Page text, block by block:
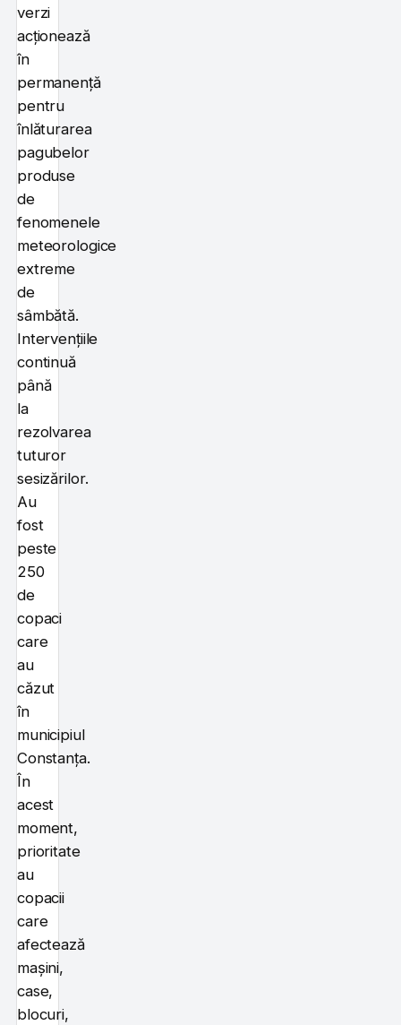
verzi
acționează
în
permanență
pentru
înlăturarea
pagubelor
produse
de
fenomenele
meteorologice
extreme
de
sâmbătă.
Intervențiile
continuă
până
la
rezolvarea
tuturor
sesizărilor.
Au
fost
peste
250
de
copaci
care
au
căzut
în
municipiul
Constanța.
În
acest
moment,
prioritate
au
copacii
care
afectează
mașini,
case,
blocuri,